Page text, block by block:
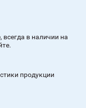
всегда в наличии на
продукции